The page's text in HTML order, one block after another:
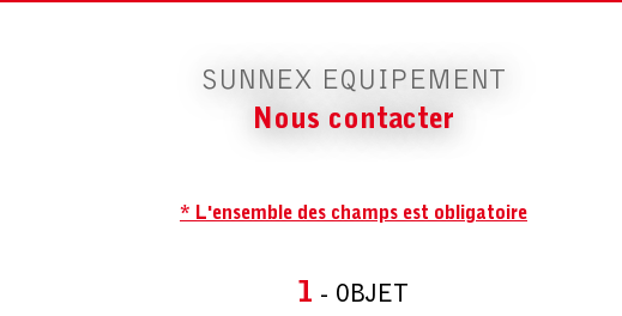
SUNNEX EQUIPEMENT
Nous contacter
* L'ensemble des champs est obligatoire
1 - OBJET